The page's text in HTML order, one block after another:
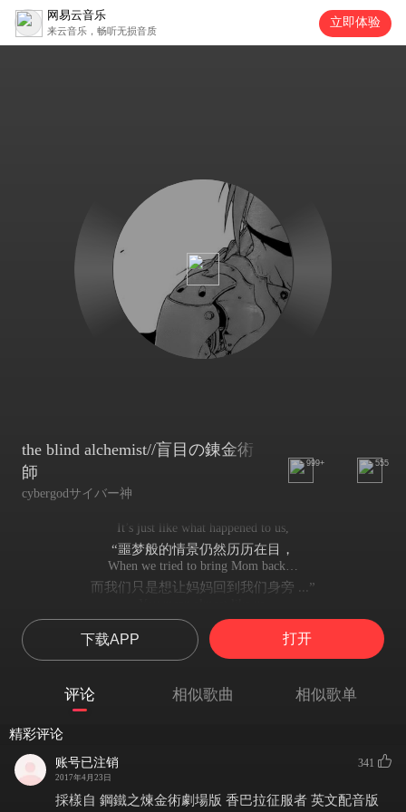
网易云音乐
来云音乐，畅听无损音质
立即体验
the blind alchemist//盲目の錬金術
師
cybergodサイバー神
999+ 555
It’s just like what happened to us,
“噩梦般的情景仍然历历在目，
When we tried to bring Mom back…
而我们只是想让妈妈回到我们身旁 ...”
“你是指我们的所作所为吗？
You kept my soul here,
你通过牺牲你自己的手臂
将我的灵魂封存在这里，保存在你的铠甲中
但是当弟弟企图实现自己的目标时，他失去了他的一切”
He didn’t respect equivalent exchange…
“他没有遵守炼金术交换的规则啊
And that’s why we need the stone to get your body back…
下载APP 打开
评论 相似歌曲 相似歌单
精彩评论
账号已注销
2017年4月23日
341
採樣自 鋼鐵之煉金術劇場版 香巴拉征服者 英文配音版